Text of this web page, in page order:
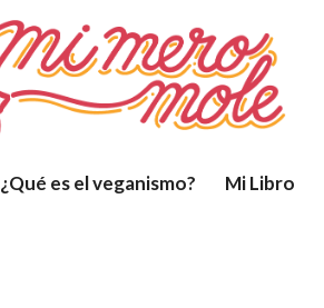
¿Qué es el veganismo? Mi Libro